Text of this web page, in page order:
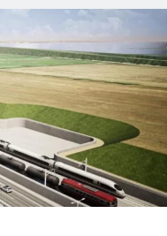
alla
storia
di
un’icona
bruciata